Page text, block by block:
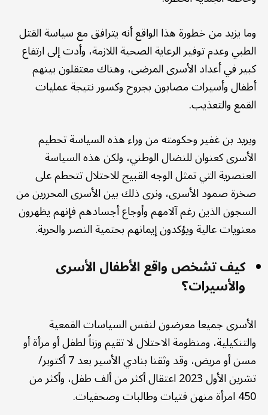
وما يزيد من خطورة هذا الواقع أنه يترافق مع سياسة القتل
الطبي وعدم توفير الرعاية الصحية اللازمة، وأدت إلى ارتفاع
كبير في أعداد الأسرى المرضى، وهناك معتقلون بينهم
أطفال وأسيرات مصابون بجروح وكسور نتيجة عمليات
القمع والتعذيب.
ويريد بن غفير وحكومته من وراء هذه السياسة تحطيم
الأسرى كعنوان للنضال الوطني، ولكن هذه السياسة
العنصرية التي تمثل الوجه القبيح للاحتلال تتحطم على
صخرة صمود الأسرى، ونرى ذلك بين الأسرى المحررين من
السجون الذين رغم آلامهم وأوجاع أجسادهم فإنهم يظهرون
معنويات عالية ويؤكدون إيمانهم بحتمية النصر والحرية.
كيف تشخص واقع الأطفال الأسرى
والأسيرات؟
الأسرى جميعا معرضون لنفس السياسات القمعية
والتنكيلية، ومنظومة الاحتلال لا تقيم وزناً لطفل أو مرأة أو
مسن أو مريض، وقد وثقنا بنادي الأسير بعد 7 أكتوبر/
تشرين الأول 2023 اعتقال أكثر من ألف طفل، وأكثر من
450 امرأة منهن فتيات وطالبات وصحفيات.